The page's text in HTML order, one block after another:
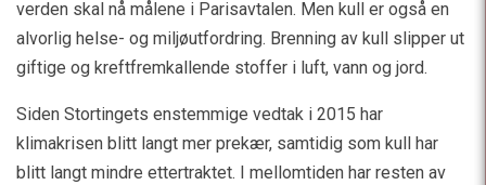
verden skal nå målene i Parisavtalen. Men kull er også en
alvorlig helse- og miljøutfordring. Brenning av kull slipper ut
giftige og kreftfremkallende stoffer i luft, vann og jord.
Siden Stortingets enstemmige vedtak i 2015 har
klimakrisen blitt langt mer prekær, samtidig som kull har
blitt langt mindre ettertraktet. I mellomtiden har resten av